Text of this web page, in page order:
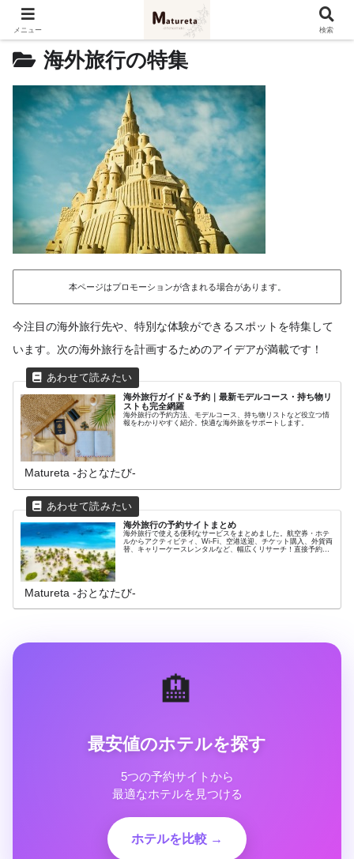
海外旅行の特集
本ページはプロモーションが含まれる場合があります。
今注目の海外旅行先や、特別な体験ができるスポットを特集して
います。次の海外旅行を計画するためのアイデアが満載です！
海外旅行ガイド＆予約｜最新モデルコース・持ち物リ
ストも完全網羅
海外旅行の予約方法、モデルコース、持ち物リストなど役立つ情
報をわかりやすく紹介。快適な海外旅をサポートします。
Matureta ‐おとなたび‐
海外旅行の予約サイトまとめ
海外旅行で使える便利なサービスをまとめました。航空券・ホテ
ルからアクティビティ、Wi-Fi、空港送迎、チケット購入、外貨両
替、キャリーケースレンタルなど、幅広くリサーチ！直接予約で
Matureta ‐おとなたび‐
🏨
最安値のホテルを探す
5つの予約サイトから
最適なホテルを見つける
ホテルを比較 →
メニュー 検索